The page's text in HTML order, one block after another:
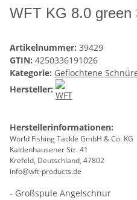
WFT KG 8.0 green
Artikelnummer: 39429
GTIN: 4250336191026
Kategorie: Geflochtene
Hersteller:
Herstellerinformationen:
World Fishing Tackle GmbH & Co. KG
Kaldenhausener Str. 41
Krefeld, Deutschland, 47802
info@wft-products.de
- Großspule Angelschnur